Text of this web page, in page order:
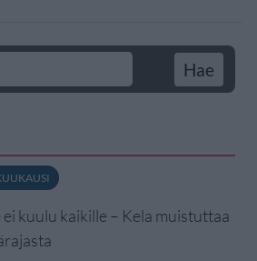
ei kuulu kaikille – Kela muistuttaa